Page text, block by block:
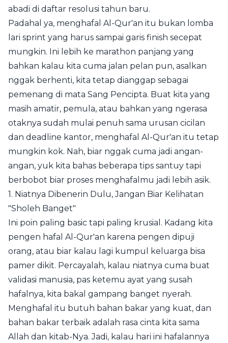
abadi di daftar resolusi tahun baru.
Padahal ya, menghafal Al-Qur'an itu bukan lomba
lari sprint yang harus sampai garis finish secepat
mungkin. Ini lebih ke marathon panjang yang
bahkan kalau kita cuma jalan pelan pun, asalkan
nggak berhenti, kita tetap dianggap sebagai
pemenang di mata Sang Pencipta. Buat kita yang
masih amatir, pemula, atau bahkan yang ngerasa
otaknya sudah mulai penuh sama urusan cicilan
dan deadline kantor, menghafal Al-Qur'an itu tetap
mungkin kok. Nah, biar nggak cuma jadi angan-
angan, yuk kita bahas beberapa tips santuy tapi
berbobot biar proses menghafalmu jadi lebih asik.
1. Niatnya Dibenerin Dulu, Jangan Biar Kelihatan
"Sholeh Banget"
Ini poin paling basic tapi paling krusial. Kadang kita
pengen hafal Al-Qur'an karena pengen dipuji
orang, atau biar kalau lagi kumpul keluarga bisa
pamer dikit. Percayalah, kalau niatnya cuma buat
validasi manusia, pas ketemu ayat yang susah
hafalnya, kita bakal gampang banget nyerah.
Menghafal itu butuh bahan bakar yang kuat, dan
bahan bakar terbaik adalah rasa cinta kita sama
Allah dan kitab-Nya. Jadi, kalau hari ini hafalannya